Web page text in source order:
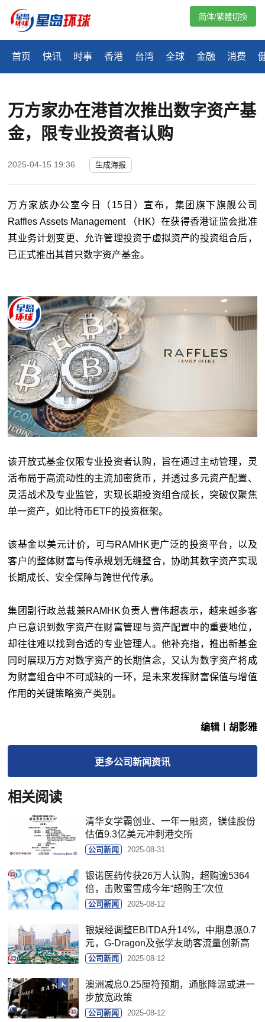
首页 快讯 时事 香港 台湾 全球 金融 消费
简体/繁體切換
万方家办在港首次推出数字资产基
金，限专业投资者认购
2025-04-15 19:36 生成海报
万方家族办公室今日（ 15日）宣布，集团旗下旗舰公司
Raffles Assets Management
（ HK）在获得香港证监会批准
其业务计划变更、允许管理投资于虚拟资产的投资组合后，
已正式推出其首只数字资产基金。
该开放式基金仅限专业投资者认购，旨在通过主动管理，灵
活布局于高流动性的主流加密货币，并透过多元资产配置、
灵活战术及专业监管，实现长期投资组合成长，突破仅聚焦
单一资产，如比特币ETF的投资框架。
该基金以美元计价，可与RAMHK更广泛的投资平台，以及
客户的整体财富与传承规划无缝整合，协助其数字资产实现
长期成长、安全保障与跨世代传承。
集团副行政总裁兼RAMHK负责人曹伟超表示，越来越多客
户已意识到数字资产在财富管理与资产配置中的重要地位，
却往往难以找到合适的专业管理人。他补充指，推出新基金
同时展现万方对数字资产的长期信念，又认为数字资产将成
为财富组合中不可或缺的一环，是未来发挥财富保值与增值
作用的关键策略资产类别。
编辑︱胡影雅
更多公司新闻资讯
相关阅读
清华女学霸创业、一年一融资，镁佳股份
估值9.3亿美元冲刺港交所
公司新闻 2025-08-31
银诺医药传获26万人认购，超购逾5364
倍，击败蜜雪成今年“超购王”次位
公司新闻 2025-08-12
银娱经调整EBITDA升14%，中期息派0.7
元，G-Dragon及张学友助客流量创新高
公司新闻 2025-08-12
澳洲减息0.25厘符预期，通胀降温或进一
步放宽政策
公司新闻 2025-08-12